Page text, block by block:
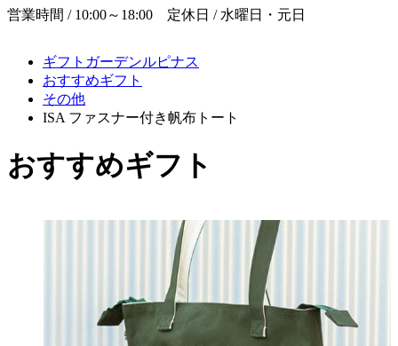
営業時間 / 10:00～18:00 定休日 / 水曜日・元日
ギフトガーデンルピナス
おすすめギフト
その他
ISA ファスナー付き帆布トート
おすすめギフト